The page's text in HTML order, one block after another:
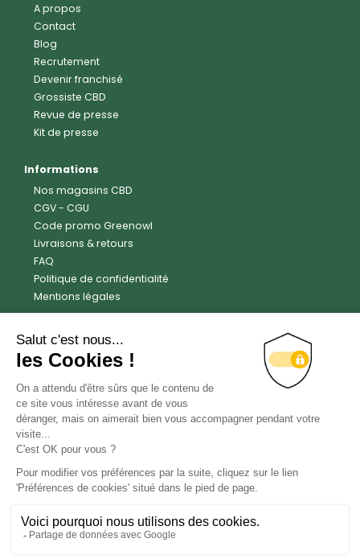
A propos
Contact
Blog
Recrutement
Devenir franchisé
Grossiste CBD
Revue de presse
Kit de presse
Informations
Nos magasins CBD
CGV- CGU
Code promo Greenowl
Livraisons & retours
FAQ
Politique de confidentialité
Mentions légales
Avis clients
Trustpilot
Facebook
Instagram
X LinkedInYouTube